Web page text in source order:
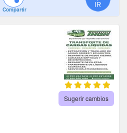
Compartir
Sugerir cambios